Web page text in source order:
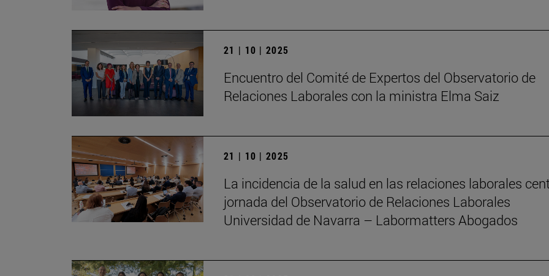
21 | 10 | 2025
Encuentro del Comité de Expertos del Observatorio de
Relaciones Laborales con la ministra Elma Saiz
21 | 10 | 2025
La incidencia de la salud en las relaciones laborales
jornada del Observatorio de Relaciones Laborales
Universidad de Navarra – Labormatters Abogados